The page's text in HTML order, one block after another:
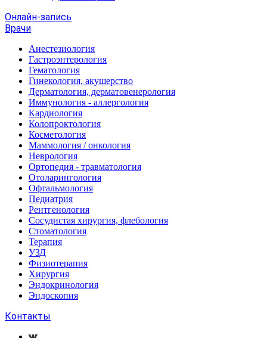
Онлайн-запись
Врачи
Анестезиология
Гастроэнтерология
Гематология
Гинекология, акушерство
Дерматология, дерматовенерология
Иммунология - аллергология
Кардиология
Колопроктология
Косметология
Маммология / онкология
Неврология
Ортопедия - травматология
Отоларингология
Офтальмология
Педиатрия
Рентгенология
Сосудистая хирургия, флебология
Стоматология
Терапия
УЗД
Физиотерапия
Хирургия
Эндокринология
Эндоскопия
Контакты